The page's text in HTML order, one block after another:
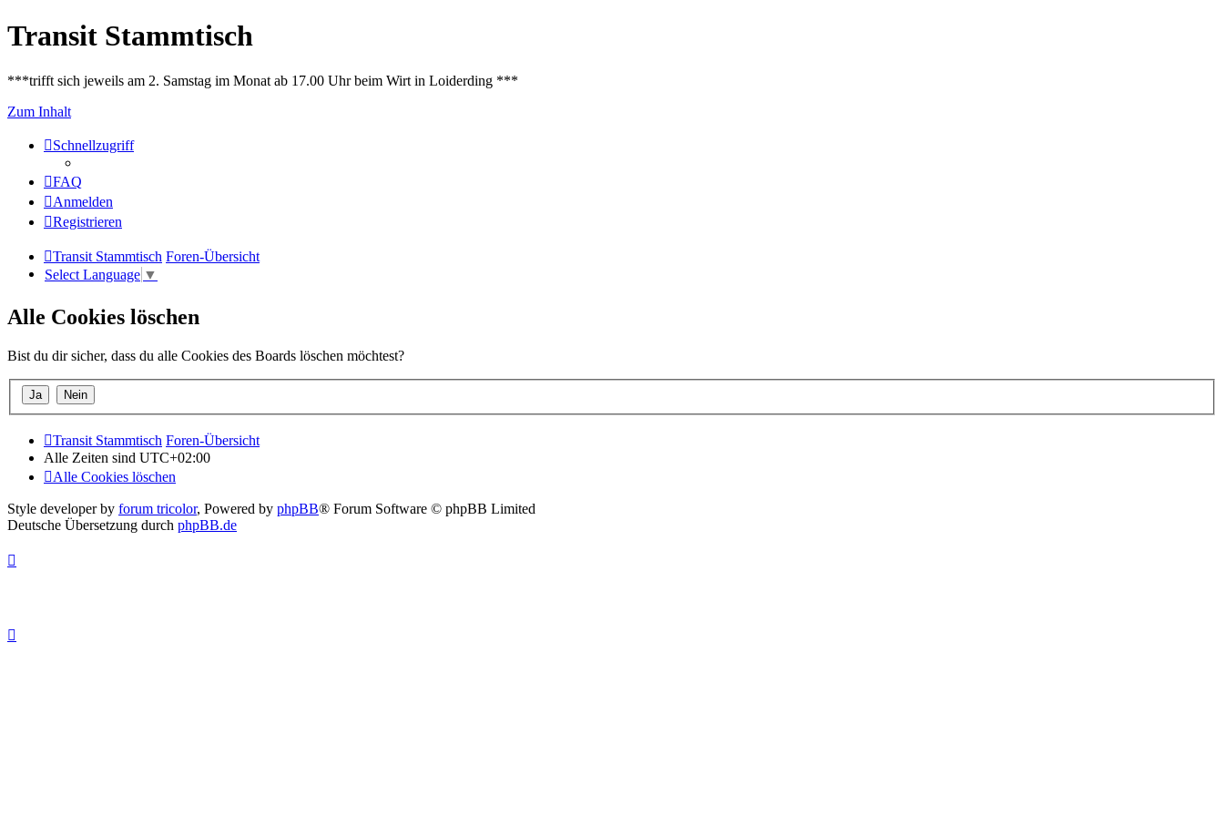
Transit Stammtisch
***trifft sich jeweils am 2. Samstag im Monat ab 17.00 Uhr beim Wirt in Loiderding ***
Zum Inhalt
Schnellzugriff
FAQ
Anmelden
Registrieren
Transit Stammtisch Foren-Übersicht
Select Language ▼
Alle Cookies löschen
Bist du dir sicher, dass du alle Cookies des Boards löschen möchtest?
Transit Stammtisch Foren-Übersicht
Alle Zeiten sind UTC+02:00
Alle Cookies löschen
Style developer by forum tricolor, Powered by phpBB® Forum Software © phpBB Limited
Deutsche Übersetzung durch phpBB.de